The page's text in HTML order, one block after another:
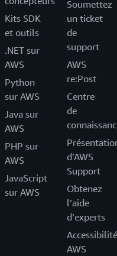
Kits SDK
et outils
.NET sur
AWS
Python
sur AWS
Java sur
AWS
PHP sur
AWS
JavaScript
sur AWS
Soumettez
un ticket
de
support
AWS
re:Post
Centre
de
d’AWS
Support
Obtenez
l’aide
d’experts
Accessibilité
AWS